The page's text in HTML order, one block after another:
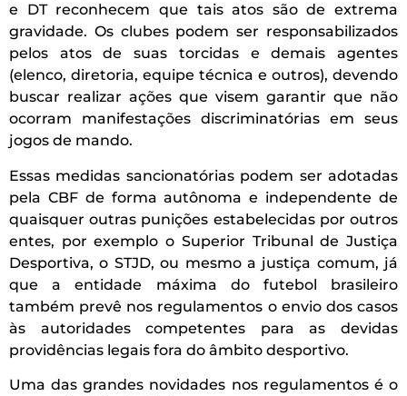
e DT reconhecem que tais atos são de extrema
gravidade. Os clubes podem ser responsabilizados
pelos atos de suas torcidas e demais agentes
(elenco, diretoria, equipe técnica e outros), devendo
buscar realizar ações que visem garantir que não
ocorram manifestações discriminatórias em seus
jogos de mando.
Essas medidas sancionatórias podem ser adotadas
pela CBF de forma autônoma e independente de
quaisquer outras punições estabelecidas por outros
entes, por exemplo o Superior Tribunal de Justiça
Desportiva, o STJD, ou mesmo a justiça comum, já
que a entidade máxima do futebol brasileiro
também prevê nos regulamentos o envio dos casos
às autoridades competentes para as devidas
providências legais fora do âmbito desportivo.
Uma das grandes novidades nos regulamentos é o